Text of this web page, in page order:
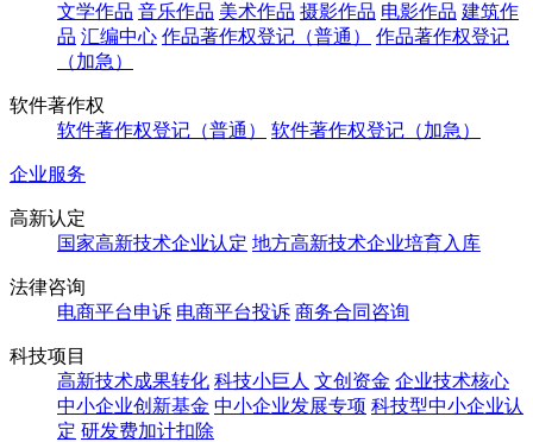
文学作品 音乐作品 美术作品 摄影作品 电影作品 建筑作
品 汇编中心 作品著作权登记（普通）
作品著作权登记
（加急）
软件著作权
软件著作权登记（普通）
软件著作权登记（加急）
企业服务
高新认定
国家高新技术企业认定 地方高新技术企业培育入库
法律咨询
电商平台申诉 电商平台投诉 商务合同咨询
科技项目
高新技术成果转化 科技小巨人 文创资金 企业技术核心
中小企业创新基金 中小企业发展专项 科技型中小企业认
定 研发费加计扣除